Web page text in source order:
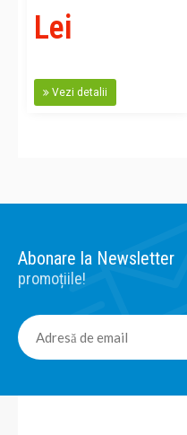
Lei
Vezi detalii
Abonare la Newsletter
promoțiile!